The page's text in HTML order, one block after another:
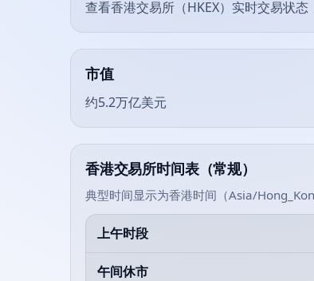
查看香港交易所（HKEX）实时交易状态
市值
约5.2万亿美元
香港交易所时间表（常规）
典型时间显示为香港时间（Asia/
上午时段
午间休市